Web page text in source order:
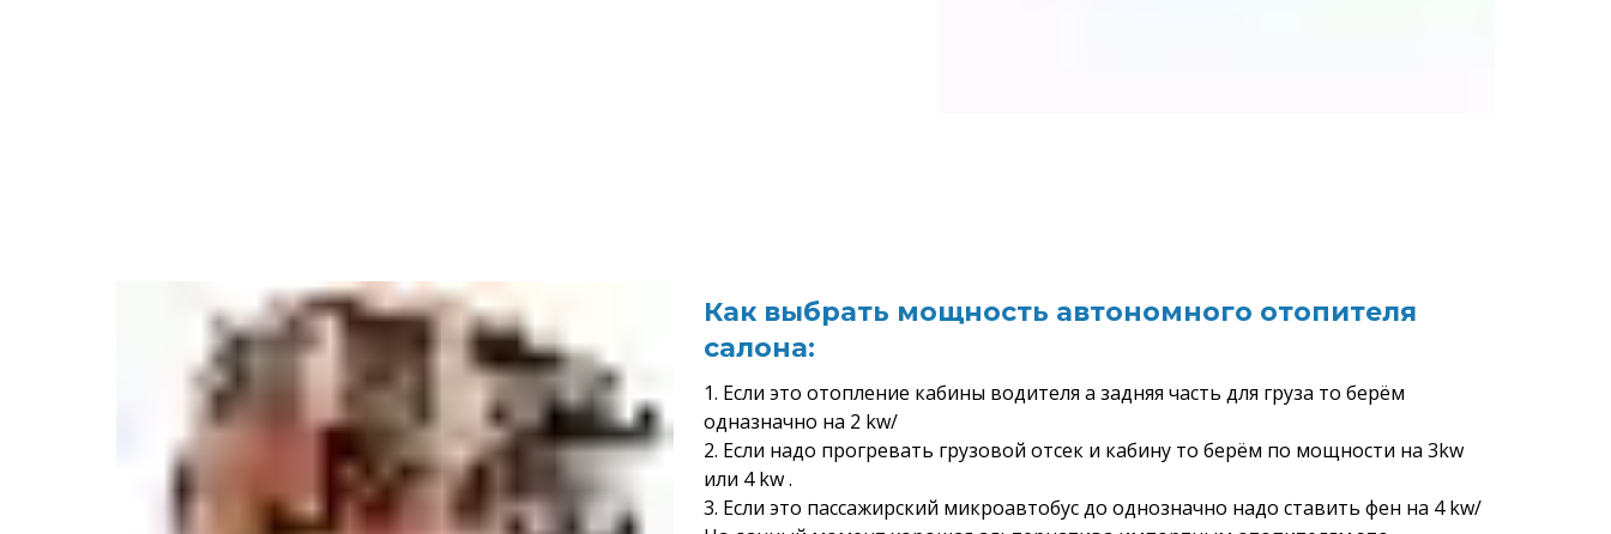
Как выбрать мощность автономного отопителя
салона:
1. Если это отопление кабины водителя а задняя часть для груза то берём
одназначно на 2 kw/
2. Если надо прогревать грузовой отсек и кабину то берём по мощности на 3kw
или 4 kw .
3. Если это пассажирский микроавтобус до однозначно надо ставить фен на 4 kw/